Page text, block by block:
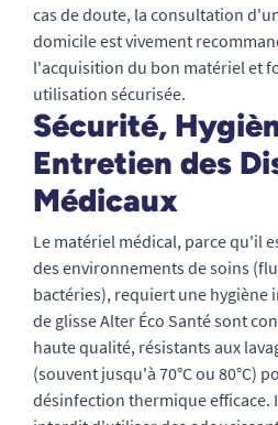
cas de doute, la consultation
domicile est vivement
l'acquisition du bon matériel et
utilisation sécurisée.
Sécurité,
Entretien des
Médicaux
Le matériel médical, parce qu'il
des environnements de soins
bactéries), requiert une hygiène
de glisse Alter Éco Santé sont
haute qualité, résistants aux
(souvent jusqu'à 70°C ou 80°C)
désinfection thermique efficace.